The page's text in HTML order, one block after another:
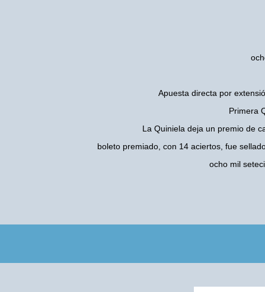
Apuesta directa por
Primera
La Quiniela deja un premio de
boleto premiado, con 14 aciertos, fue
ocho mil